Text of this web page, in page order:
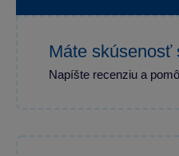
Máte skúsenosť
Napíšte recenziu a